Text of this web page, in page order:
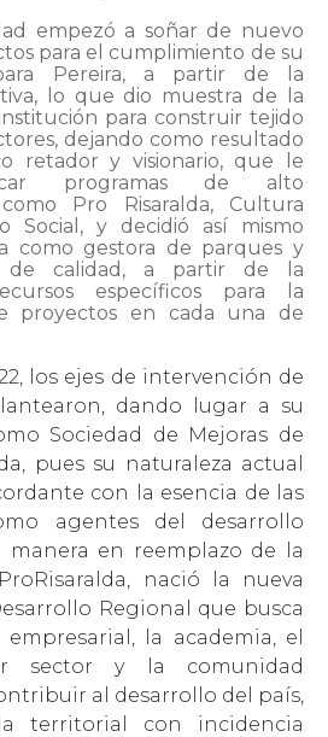
empezó a soñar de nuevo
para el cumplimiento de su
Pereira, a partir de la
lo que dio muestra de la
para construir tejido
dejando como resultado
retador y visionario, que le
programas de alto
Pro Risaralda, Cultura
Social, y decidió así mismo
como gestora de parques y
de calidad, a partir de la
específicos para la
proyectos en cada una de
los ejes de intervención de
dando lugar a su
Sociedad de Mejoras de
pues su naturaleza actual
con la esencia de las
agentes del desarrollo
en reemplazo de la
nació la nueva
Regional que busca
la academia, el
sector y la comunidad
al desarrollo del país,
territorial con incidencia